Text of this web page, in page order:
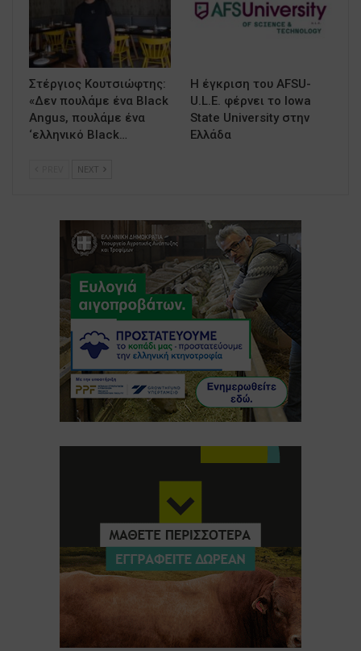
Στέργιος Κουτσιώφτης:
«Δεν πουλάμε ένα Black
Angus, πουλάμε ένα
‘ελληνικό Black…
Η έγκριση του AFSU-
U.L.E. φέρνει το Iowa
State University στην
Ελλάδα
NEXT